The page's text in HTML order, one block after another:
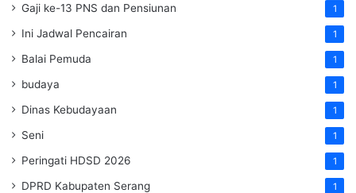
Gaji ke-13 PNS dan Pensiunan 1
Ini Jadwal Pencairan 1
Balai Pemuda 1
budaya 1
Dinas Kebudayaan 1
Seni 1
Peringati HDSD 2026 1
DPRD Kabupaten Serang 1